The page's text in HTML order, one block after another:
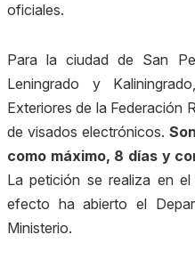
oficiales.
Para la ciudad de San
Leningrado y
Exteriores de la Federación
de visados electrónicos.
como máximo, 8 días y
La petición se realiza en
efecto ha abierto el
Ministerio.